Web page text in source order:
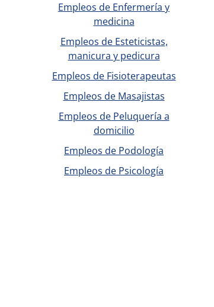
Empleos de Enfermería y
medicina
Empleos de Esteticistas,
manicura y pedicura
Empleos de Fisioterapeutas
Empleos de Masajistas
Empleos de Peluquería a
domicilio
Empleos de Podología
Empleos de Psicología